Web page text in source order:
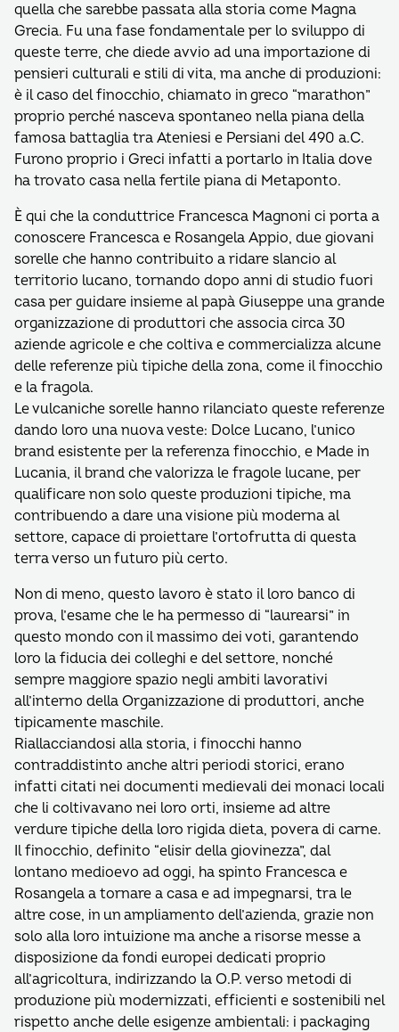
quella che sarebbe passata alla storia come Magna
Grecia. Fu una fase fondamentale per lo sviluppo di
queste terre, che diede avvio ad una importazione di
pensieri culturali e stili di vita, ma anche di produzioni:
è il caso del finocchio, chiamato in greco “marathon”
proprio perché nasceva spontaneo nella piana della
famosa battaglia tra Ateniesi e Persiani del 490 a.C.
Furono proprio i Greci infatti a portarlo in Italia dove
ha trovato casa nella fertile piana di Metaponto.
È qui che la conduttrice Francesca Magnoni ci porta a
conoscere Francesca e Rosangela Appio, due giovani
sorelle che hanno contribuito a ridare slancio al
territorio lucano, tornando dopo anni di studio fuori
casa per guidare insieme al papà Giuseppe una grande
organizzazione di produttori che associa circa 30
aziende agricole e che coltiva e commercializza alcune
delle referenze più tipiche della zona, come il finocchio
e la fragola.
Le vulcaniche sorelle hanno rilanciato queste referenze
dando loro una nuova veste: Dolce Lucano, l’unico
brand esistente per la referenza finocchio, e Made in
Lucania, il brand che valorizza le fragole lucane, per
qualificare non solo queste produzioni tipiche, ma
contribuendo a dare una visione più moderna al
settore, capace di proiettare l’ortofrutta di questa
terra verso un futuro più certo.
Non di meno, questo lavoro è stato il loro banco di
prova, l’esame che le ha permesso di “laurearsi” in
questo mondo con il massimo dei voti, garantendo
loro la fiducia dei colleghi e del settore, nonché
sempre maggiore spazio negli ambiti lavorativi
all’interno della Organizzazione di produttori, anche
tipicamente maschile.
Riallacciandosi alla storia, i finocchi hanno
contraddistinto anche altri periodi storici, erano
infatti citati nei documenti medievali dei monaci locali
che li coltivavano nei loro orti, insieme ad altre
verdure tipiche della loro rigida dieta, povera di carne.
Il finocchio, definito “elisir della giovinezza”, dal
lontano medioevo ad oggi, ha spinto Francesca e
Rosangela a tornare a casa e ad impegnarsi, tra le
altre cose, in un ampliamento dell’azienda, grazie non
solo alla loro intuizione ma anche a risorse messe a
disposizione da fondi europei dedicati proprio
all’agricoltura, indirizzando la O.P. verso metodi di
produzione più modernizzati, efficienti e sostenibili nel
rispetto anche delle esigenze ambientali: i packaging